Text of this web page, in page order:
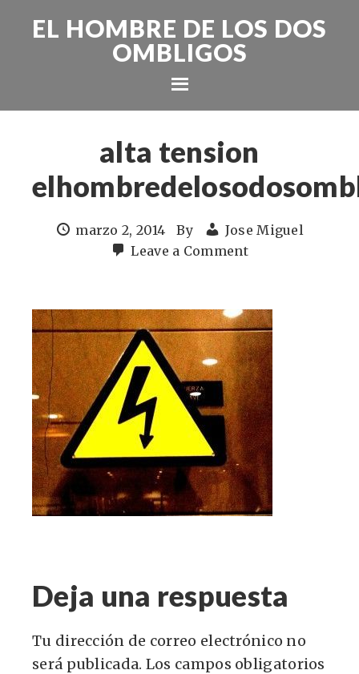
EL HOMBRE DE LOS DOS
OMBLIGOS
alta tension
marzo 2, 2014 By
Jose Miguel
Leave a Comment
Deja una respuesta
Tu dirección de correo electrónico no
será publicada. Los campos obligatorios